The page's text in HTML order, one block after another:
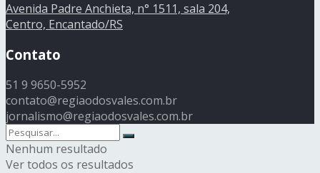
Avenida Padre Anchieta, n° 1511, sala 204,
Centro, Encantado/RS
Contato
51 9 9650-5952
contato@regiaodosvales.com.br
jornalismo@regiaodosvales.com.br
Nenhum resultado
Ver todos os resultados